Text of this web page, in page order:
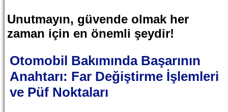
Unutmayın, güvende olmak her
zaman için en önemli şeydir!
Otomobil Bakımında Başarının
Anahtarı: Far Değiştirme İşlemleri
ve Püf Noktaları